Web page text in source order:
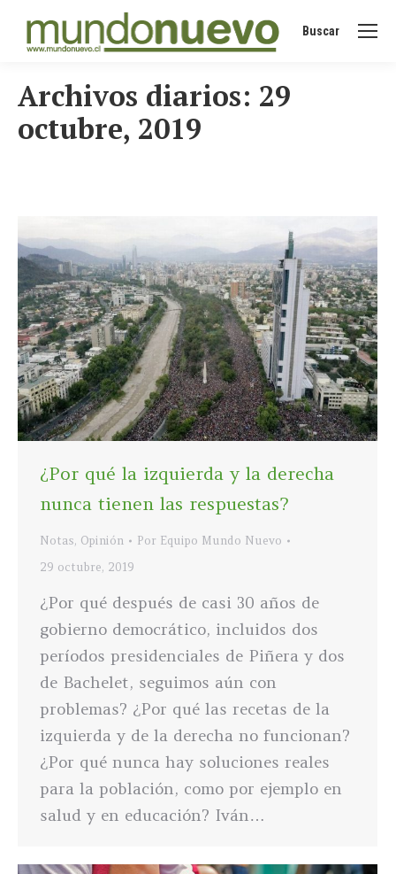
Buscar:
Buscar
Archivos diarios: 29
octubre, 2019
¿Por qué la izquierda y la derecha
nunca tienen las respuestas?
Notas, Opinión Por Equipo Mundo Nuevo
29 octubre, 2019
¿Por qué después de casi 30 años de
gobierno democrático, incluidos dos
períodos presidenciales de Piñera y dos
de Bachelet, seguimos aún con
problemas? ¿Por qué las recetas de la
izquierda y de la derecha no funcionan?
¿Por qué nunca hay soluciones reales
para la población, como por ejemplo en
salud y en educación? Iván…